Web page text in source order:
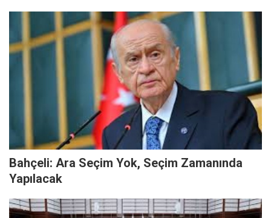
Bahçeli: Ara Seçim Yok, Seçim Zamanında
Yapılacak